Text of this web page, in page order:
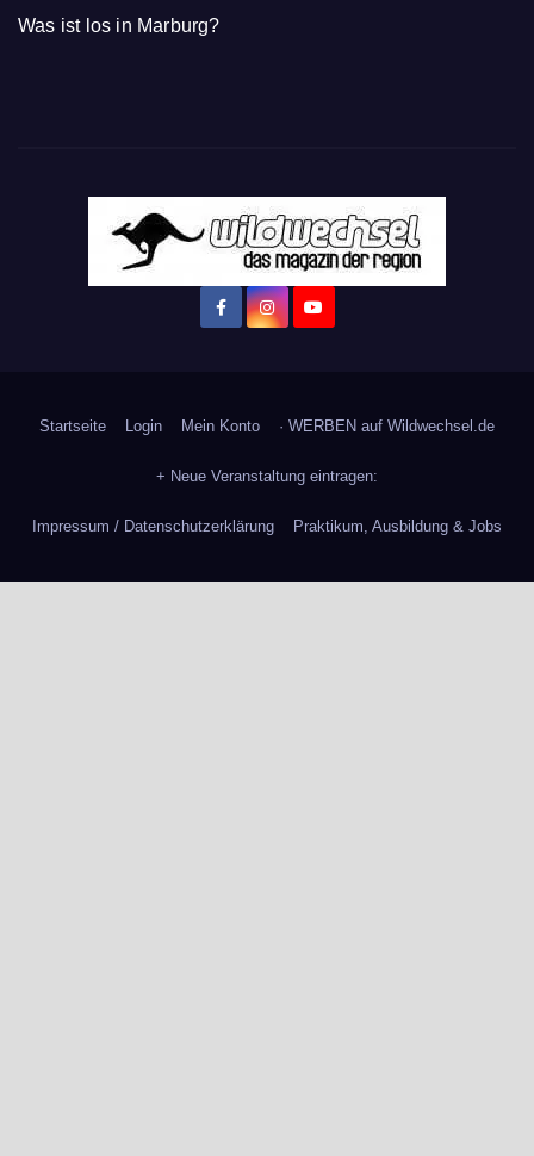
Was ist los in Marburg?
Startseite Login Mein Konto · WERBEN auf Wildwechsel.de
+ Neue Veranstaltung eintragen:
Impressum / Datenschutzerklärung Praktikum, Ausbildung & Jobs